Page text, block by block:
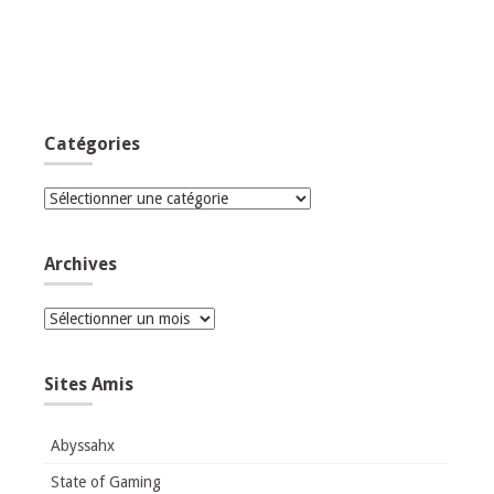
Catégories
Catégories
Archives
Archives
Sites Amis
Abyssahx
State of Gaming